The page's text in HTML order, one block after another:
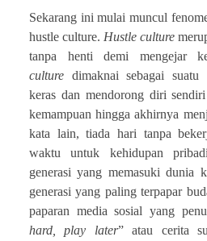
Sekarang ini mulai muncul
hustle culture. Hustle culture
tanpa henti demi mengejar
culture dimaknai sebagai suatu
keras dan mendorong diri
kemampuan hingga akhirnya
kata lain, tiada hari tanpa
waktu untuk kehidupan
generasi yang memasuki dunia
generasi yang paling terpapar
paparan media sosial yang
hard, play later” atau cerita